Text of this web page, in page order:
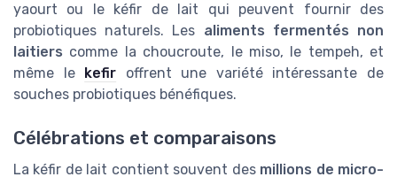
yaourt ou le kéfir de lait qui peuvent fournir des
probiotiques naturels. Les aliments fermentés non
laitiers comme la choucroute, le miso, le tempeh, et
même le
kefir offrent une variété intéressante de
souches probiotiques bénéfiques.
Célébrations et comparaisons
La kéfir de lait contient souvent des millions de micro-